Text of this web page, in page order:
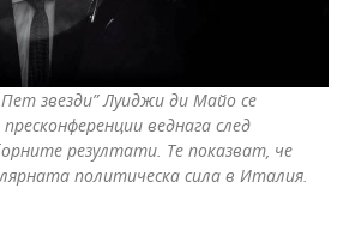
звезди” Луиджи ди Майо се
веднага след
резултати. Те показват, че
политическа сила в Италия.